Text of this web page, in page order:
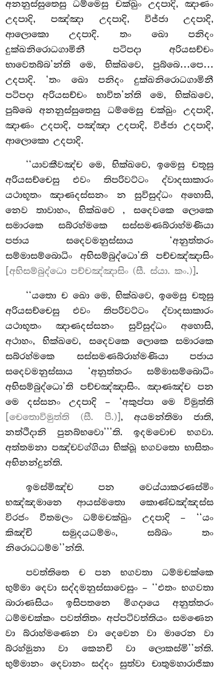
අනනුස්සුතෙසු ධම්මෙසු චක්ඛුං උදපාදි, ඤාණං
උදපාදි, පඤ්ඤා උදපාදි, විජ්ජා උදපාදි,
ආලොකො උදපාදි. තං ඛො පනිදං
දුක්ඛනිරොධගාමිනී පටිපදා අරියසච්චං
භාවෙතබ්බ’න්ති මෙ, භික්ඛවෙ, පුබ්බෙ…පෙ…
උදපාදි. ‘තං ඛො පනිදං දුක්ඛනිරොධගාමිනී
පටිපදා අරියසච්චං භාවිත’න්ති මෙ, භික්ඛවෙ,
පුබ්බෙ අනනුස්සුතෙසු ධම්මෙසු චක්ඛුං උදපාදි,
ඤාණං උදපාදි, පඤ්ඤා උදපාදි, විජ්ජා උදපාදි,
ආලොකො උදපාදි.
‘‘යාවකීවඤ්ච මෙ, භික්ඛවෙ, ඉමෙසු චතූසු
අරියසච්චෙසු එවං තිපරිවට්ටං ද්වාදසාකාරං
යථාභූතං ඤාණදස්සනං න සුවිසුද්ධං අහොසි,
නෙව තාවාහං, භික්ඛවෙ, සදෙවකෙ ලොකෙ
සමාරකෙ සබ්රහ්මකෙ සස්සමණබ්රාහ්මණියා
පජාය සදෙවමනුස්සාය ‘අනුත්තරං
සම්මාසම්බොධිං අභිසම්බුද්ධො’ති පච්චඤ්ඤාසිං
[අභිසම්බුද්ධො පච්චඤ්ඤාසිං (සී. ස්යා. කං.)].
‘‘යතො ච ඛො මෙ, භික්ඛවෙ, ඉමෙසු චතූසු
අරියසච්චෙසු එවං තිපරිවට්ටං ද්වාදසාකාරං
යථාභූතං ඤාණදස්සනං සුවිසුද්ධං අහොසි,
අථාහං, භික්ඛවෙ, සදෙවකෙ ලොකෙ සමාරකෙ
සබ්රහ්මකෙ සස්සමණබ්රාහ්මණියා පජාය
සදෙවමනුස්සාය ‘අනුත්තරං සම්මාසම්බොධිං
අභිසම්බුද්ධො’ති පච්චඤ්ඤාසිං. ඤාණඤ්ච පන
මෙ දස්සනං උදපාදි – ‘අකුප්පා මෙ විමුත්ති
[චෙතොවිමුත්ති (සී. පී.)] , අයමන්තිමා ජාති,
නත්ථිදානි පුනබ්භවො’’’ති. ඉදමවොච භගවා.
අත්තමනා පඤ්චවග්ගියා භික්ඛූ භගවතො භාසිතං
අභිනන්දුන්ති.
ඉමස්මිඤ්ච පන වෙය්යාකරණස්මිං
භඤ්ඤමානෙ ආයස්මතො කොණ්ඩඤ්ඤස්ස
විරජං වීතමලං ධම්මචක්ඛුං උදපාදි – ‘‘යං
කිඤ්චි සමුදයධම්මං, සබ්බං තං
නිරොධධම්ම’’න්ති.
පවත්තිතෙ ච පන භගවතා ධම්මචක්කෙ
භුම්මා දෙවා සද්දමනුස්සාවෙසුං – ‘‘එතං භගවතා
බාරාණසියං ඉසිපතනෙ මිගදායෙ අනුත්තරං
ධම්මචක්කං පවත්තිතං අප්පටිවත්තියං සමණෙන
වා බ්රාහ්මණෙන වා දෙවෙන වා මාරෙන වා
බ්රහ්මුනා වා කෙනචි වා ලොකස්මි’’න්ති.
භුම්මානං දෙවානං සද්දං සුත්වා චාතුමහාරාජිකා